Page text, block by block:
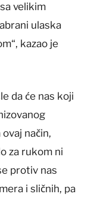
velikim
ulaska
kazao je
da će nas koji
način,
za rukom ni
protiv nas
i sličnih, pa